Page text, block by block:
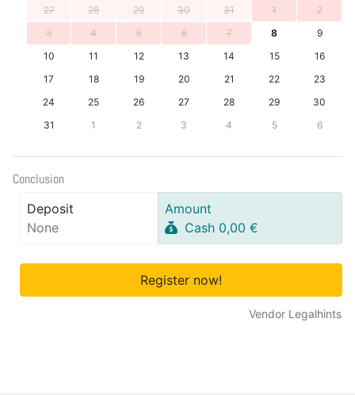
27
28 29 30 31 1
2
3
4 5 6 7 8
9
10
11 12 13 14 15
16
17
18 19 20 21 22
23
24
25 26 27 28 29
30
31
1 2 3 4 5 6
Conclusion
Deposit
None
Amount
Cash 0,00 €
Register now!
Vendor Legalhints